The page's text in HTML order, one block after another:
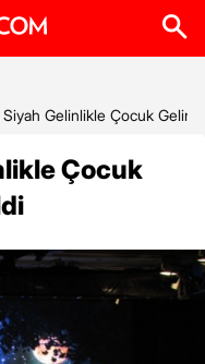
Gelinlikle Çocuk
Çocuk